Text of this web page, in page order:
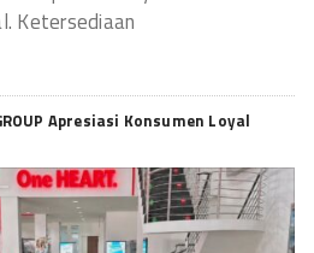
Ketersediaan
Apresiasi Konsumen Loyal